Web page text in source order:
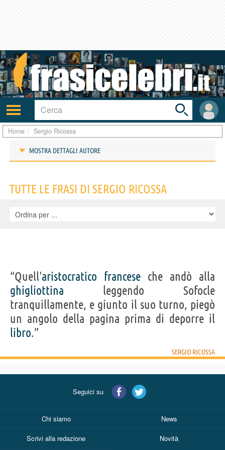
Attiva/disattiva
navigazione
User
area
Toggle
search
bar
Home Sergio Ricossa
MOSTRA DETTAGLI AUTORE
IDENTIKIT E DATI ANAGRAFICI
Nome
Sergio
Cognome Ricossa
Nato 6 giugno 1927 a Torino
Sesso maschile
Nazionalità italiana
Professione economista
Segno zodiacale
Frasi, citazioni e aforismi di Sergio Ricossa
PROFESSIONE CONTENUTI
TUTTE LE FRASI DI SERGIO RICOSSA
“Quell'aristocratico francese che andò alla
ghigliottina leggendo Sofocle
tranquillamente, e giunto il suo turno, piegò
un angolo della pagina prima di deporre il
libro.”
SERGIO RICOSSA
Seguici su
Chi siamo News
Scrivi alla redazione Novità